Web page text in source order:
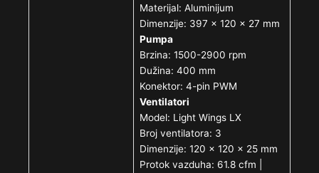
Materijal: Aluminijum
Dimenzije: 397 x 120 x 27 mm
Pumpa
Brzina: 1500-2900 rpm
Dužina: 400 mm
Konektor: 4-pin PWM
Ventilatori
Model: Light Wings LX
Broj ventilatora: 3
Dimenzije: 120 x 120 x 25 mm
Protok vazduha: 61.8 cfm |